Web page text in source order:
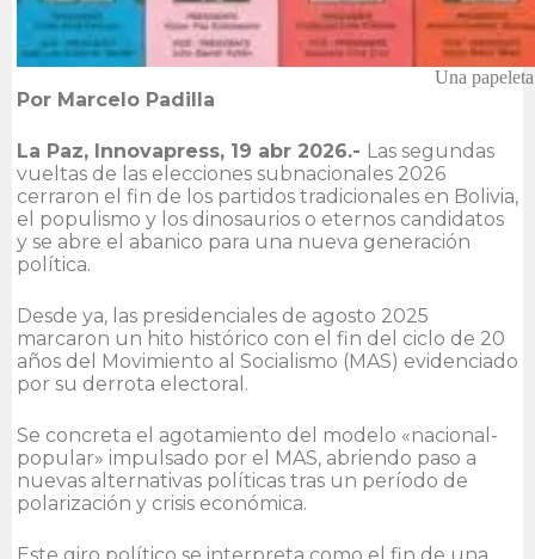
Una
Por Marcelo Padilla
La Paz, Innovapress, 19 abr 2026.- Las segundas
vueltas de las elecciones subnacionales 2026
cerraron el fin de los partidos tradicionales en Bolivia,
el populismo y los dinosaurios o eternos candidatos
y se abre el abanico para una nueva generación
política.
Desde ya, las presidenciales de agosto 2025
marcaron un hito histórico con el fin del ciclo de 20
años del Movimiento al Socialismo (MAS) evidenciado
por su derrota electoral.
Se concreta el agotamiento del modelo «nacional-
popular» impulsado por el MAS, abriendo paso a
nuevas alternativas políticas tras un período de
polarización y crisis económica.